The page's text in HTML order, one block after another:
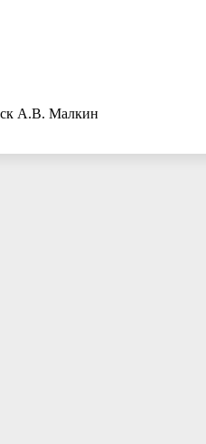
А.В. Малкин